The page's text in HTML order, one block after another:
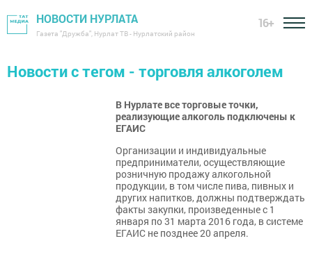
НОВОСТИ НУРЛАТА
Газета "Дружба", Нурлат ТВ - Нурлатский район
16+
Новости с тегом - торговля алкоголем
В Нурлате все торговые точки,
реализующие алкоголь подключены к
ЕГАИС
Организации и индивидуальные
предприниматели, осуществляющие
розничную продажу алкогольной
продукции, в том числе пива, пивных и
других напитков, должны подтверждать
факты закупки, произведенные с 1
января по 31 марта 2016 года, в системе
ЕГАИС не позднее 20 апреля.